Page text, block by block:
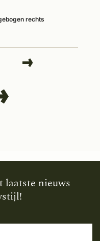
rechts
laatste nieuws